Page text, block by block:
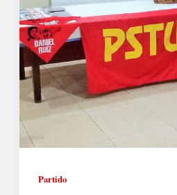
Partido